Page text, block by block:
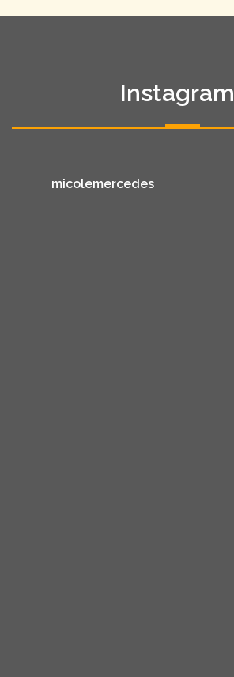
Instagram
micolemercedes